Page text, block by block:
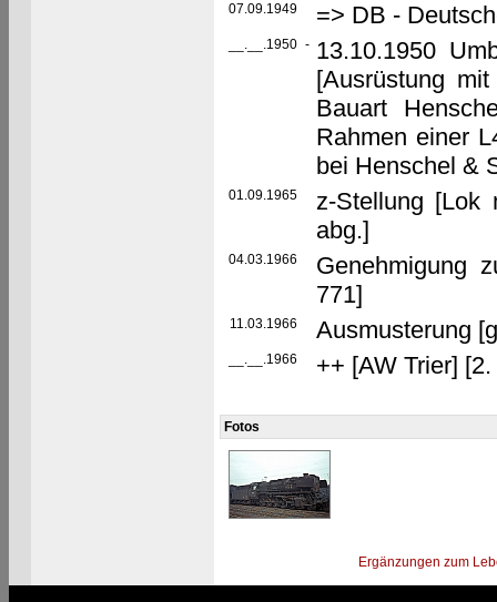
07.09.1949 => DB -
__.__.1950 - 13.10.1950
[Ausrüstung mit
Bauart
Rahmen einer
bei Henschel &
01.09.1965
z-Stellung [Lok
abg.]
04.03.1966
Genehmigung
771]
11.03.1966 Ausmusterung
__.__.1966 ++ [AW Trier]
Fotos
Ergänzungen zum